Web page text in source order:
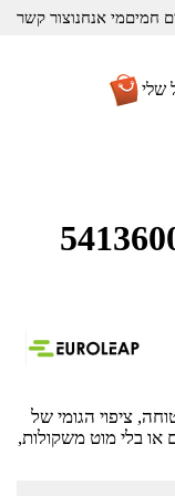
חמיםמי אנחנוצור קשר
שלי
מצופה גומי 2.5 ק"ג דגם 54136002
למתן אחיזה בטוחה, ציפוי הגומי של
או בלי מוט משקולות,